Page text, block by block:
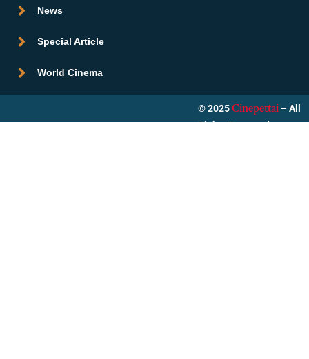
News
Special Article
World Cinema
© 2025 Cinepettai – All
Rights Reserved